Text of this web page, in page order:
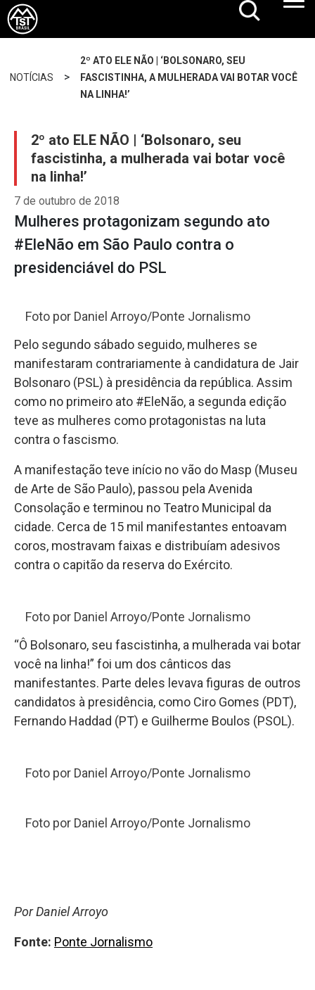
NOTÍCIAS >
2º ATO ELE NÃO | ‘BOLSONARO, SEU
FASCISTINHA, A MULHERADA VAI BOTAR VOCÊ
NA LINHA!’
2º ato ELE NÃO | ‘Bolsonaro, seu
fascistinha, a mulherada vai botar você
na linha!’
7 de outubro de 2018
Mulheres protagonizam segundo ato
#EleNão em São Paulo contra o
presidenciável do PSL
Foto por Daniel Arroyo/Ponte Jornalismo
Pelo segundo sábado seguido, mulheres se
manifestaram contrariamente à candidatura de Jair
Bolsonaro (PSL) à presidência da república. Assim
como no primeiro ato #EleNão, a segunda edição
teve as mulheres como protagonistas na luta
contra o fascismo.
A manifestação teve início no vão do Masp (Museu
de Arte de São Paulo), passou pela Avenida
Consolação e terminou no Teatro Municipal da
cidade. Cerca de 15 mil manifestantes entoavam
coros, mostravam faixas e distribuíam adesivos
contra o capitão da reserva do Exército.
Foto por Daniel Arroyo/Ponte Jornalismo
“Ô Bolsonaro, seu fascistinha, a mulherada vai botar
você na linha!” foi um dos cânticos das
manifestantes. Parte deles levava figuras de outros
candidatos à presidência, como Ciro Gomes (PDT),
Fernando Haddad (PT) e Guilherme Boulos (PSOL).
Foto por Daniel Arroyo/Ponte Jornalismo
Foto por Daniel Arroyo/Ponte Jornalismo
Por Daniel Arroyo
Fonte: Ponte Jornalismo